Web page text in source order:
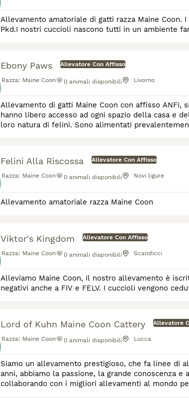
Allevamento amatoriale di gatti razza Maine
Pkd.I nostri cuccioli nascono tutti in un ambiente
Ebony Paws Allevatore Con Affisso
Razza: Maine Coon 0 animali disponibili Livorno
Allevamento di gatti Maine Coon con affisso
hanno libero accesso ad ogni spazio della casa e
loro natura di felini. Sono alimentati
Felini Alla Riscossa Allevatore Con Affisso
Razza: Maine Coon 0 animali disponibili Novi ligure
Allevamento amatoriale razza Maine Coon
Viktor's Kingdom Allevatore Con Affisso
Razza: Maine Coon 0 animali disponibili Scandicci
Alleviamo Maine Coon, il nostro allevamento è
negativi anche a FIV e FELV.
Lord of Kuhn Maine Coon Cattery Allevatore
Razza: Maine Coon 0 animali disponibili Lucca
Siamo un allevamento prestigioso, che fa linee di
anni, abbiamo la passione, la grande conoscenza
collaborando con i migliori allevamenti al mondo